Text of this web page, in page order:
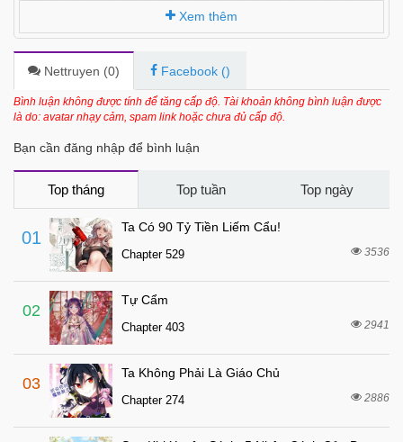
Chapter 159 2 tháng trước
Chapter 158 2 tháng trước
Chapter 157 2 tháng trước
2 tháng trước
Chapter 155
Chapter 154 2 tháng trước
Chapter 153
Chapter 152
Chapter 151
Chapter 150
Chapter 149
Chapter 148
Chapter 147
Chapter 146 3 tháng trước
Xem thêm
Nettruyen (0) Facebook ()
Bình luận không được tính để tăng cấp độ. Tài khoản không bình luận được
là do: avatar nhạy cảm, spam link hoặc chưa đủ cấp độ.
Bạn cần đăng nhập để bình luận
Top tháng Top tuần Top ngày
01
Ta Có 90 Tỷ Tiền Liếm Cẩu!
Chapter 529 3536
02
Tự Cẩm
Chapter 403 2941
03
Ta Không Phải Là Giáo Chủ
Chapter 274 2886